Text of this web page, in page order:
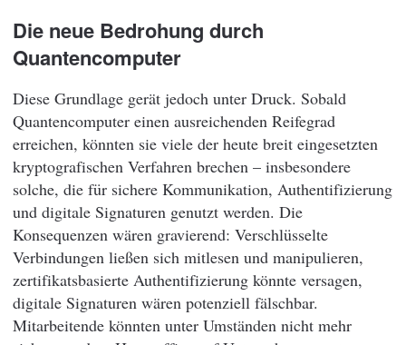
Die neue Bedrohung durch
Quantencomputer
Diese Grundlage gerät jedoch unter Druck. Sobald
Quantencomputer einen ausreichenden Reifegrad
erreichen, könnten sie viele der heute breit eingesetzten
kryptografischen Verfahren brechen – insbesondere
solche, die für sichere Kommunikation, Authentifizierung
und digitale Signaturen genutzt werden. Die
Konsequenzen wären gravierend: Verschlüsselte
Verbindungen ließen sich mitlesen und manipulieren,
zertifikatsbasierte Authentifizierung könnte versagen,
digitale Signaturen wären potenziell fälschbar.
Mitarbeitende könnten unter Umständen nicht mehr